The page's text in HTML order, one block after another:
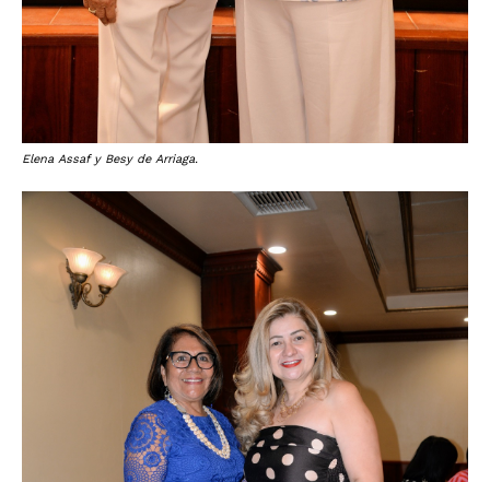
Elena Assaf y Besy de Arriaga.